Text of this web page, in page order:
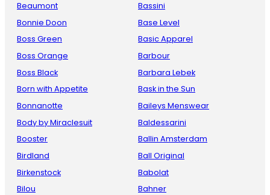
Beaumont
Bonnie Doon
Boss Green
Boss Orange
Boss Black
Born with Appetite
Bonnanotte
Body by Miraclesuit
Booster
Birdland
Birkenstock
Bilou
Bassini
Base Level
Basic Apparel
Barbour
Barbara Lebek
Bask in the Sun
Baileys Menswear
Baldessarini
Ballin Amsterdam
Ball Original
Babolat
Bahner